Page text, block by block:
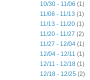
10/30 - 11/06 (1)
11/06 - 11/13 (1)
11/13 - 11/20 (1)
11/20 - 11/27 (2)
11/27 - 12/04 (1)
12/04 - 12/11 (1)
12/11 - 12/18 (1)
12/18 - 12/25 (2)